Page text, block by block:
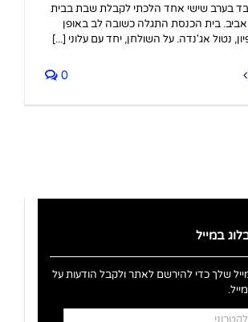
בערב שישי אחד הלכתי לקבלת שבת בבית
בית הכנסת התגלה כשובה לב באופן
נטול אג'נדה. על השולחן, יחד עם עלוני [...]
0
במייל
שלך כדי להירשם לאתר ולקבל הודעות על